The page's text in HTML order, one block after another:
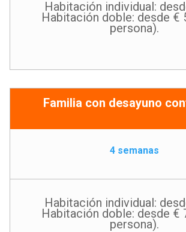
Habitación individual:
Habitación doble: desde €
persona).
Familia con desayuno
4 semanas
Habitación individual:
Habitación doble: desde €
persona).